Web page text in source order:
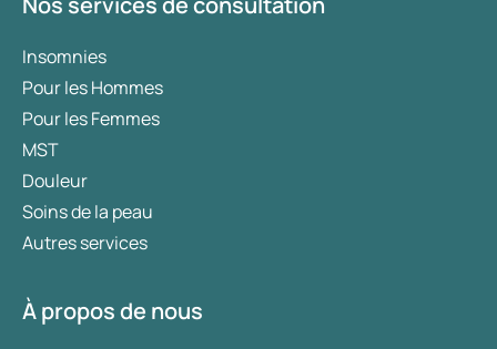
Insomnies
Pour les Hommes
Pour les Femmes
MST
Douleur
Soins de la peau
Autres services
À propos de nous